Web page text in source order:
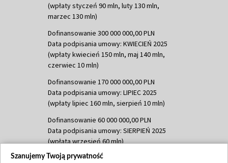
(wpłaty styczeń 90 mln, luty 130 mln,
marzec 130 mln)
Dofinansowanie 300 000 000,00 PLN
Data podpisania umowy: KWIECIEŃ 2025
(wpłaty kwiecień 150 mln, maj 140 mln,
czerwiec 10 mln)
Dofinansowanie 170 000 000,00 PLN
Data podpisania umowy: LIPIEC 2025
(wpłaty lipiec 160 mln, sierpień 10 mln)
Dofinansowanie 60 000 000,00 PLN
Data podpisania umowy: SIERPIEŃ 2025
(wpłata wrzesień 60 mln)
Dofinansowanie 635 783 051,21 PLN
Szanujemy Twoją prywatność